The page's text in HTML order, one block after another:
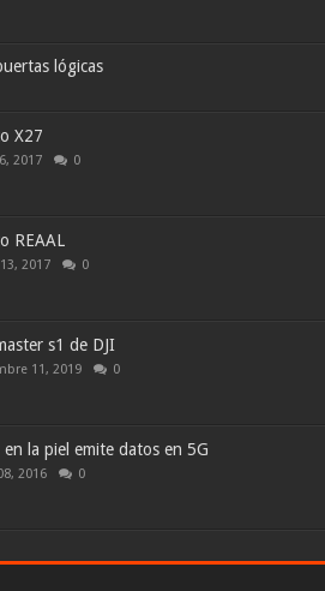
lógicas
X27
2017 0
REAAL
2017 0
s1 de DJI
11, 2019 0
la piel emite datos en 5G
2016 0